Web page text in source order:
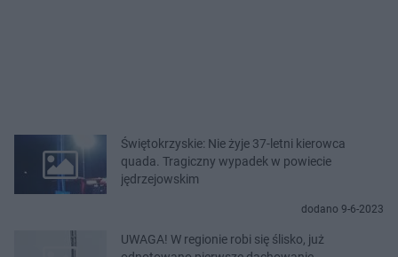
Świętokrzyskie: Nie żyje 37-letni kierowca
quada. Tragiczny wypadek w powiecie
jędrzejowskim
dodano 9-6-2023
UWAGA! W regionie robi się ślisko, już